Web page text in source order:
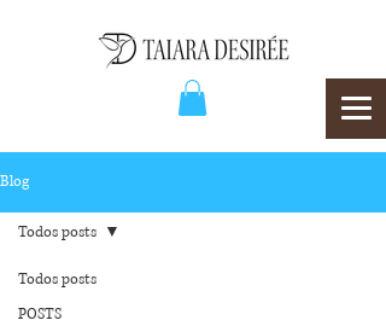
Blog
Todos posts
POSTS
Todos posts